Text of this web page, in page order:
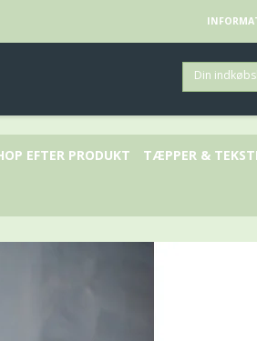
Din
EFTER PRODUKT TÆPPER &